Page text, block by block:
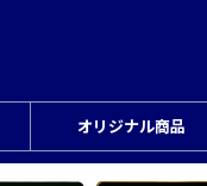
オリジナル商品